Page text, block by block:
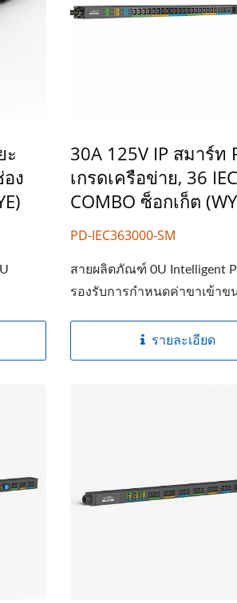
ะ
ง
30A 125V IP สมาร์ท
เกรดเครือข่าย, 36 IEC
COMBO ซ็อกเก็ต
PD-IEC363000-SM
สายผลิตภัณฑ์ 0U Intelligent
รองรับการกำหนดค่าขาเข้าข
รายละเอียด